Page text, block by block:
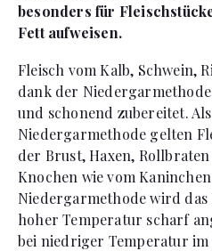
besonders für
Fett aufweisen.
Fleisch vom Kalb, Schwein,
dank der
und schonend zubereitet.
Niedergarmethode gelten
der Brust, Haxen,
Knochen wie vom
Niedergarmethode wird das
hoher Temperatur scharf
bei niedriger Temperatur